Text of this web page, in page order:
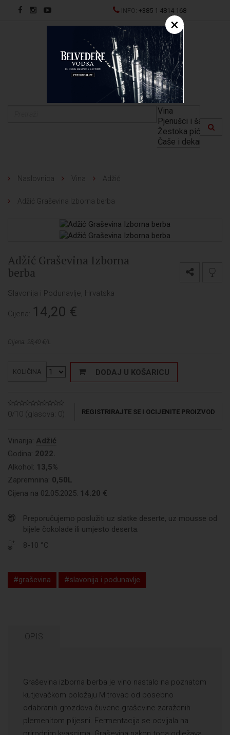
INFO:+385 1 4814 168
EN
Naslovnica Vina Adžić
Adžić Graševina Izborna berba
Adžić Graševina Izborna
berba
Slavonija i Podunavlje, Hrvatska
Cijena: 14,20 €
Cijena: 28,40 €/L
KOLIČINA DODAJ U KOŠARICU
0/10 (glasova: 0) REGISTRIRAJTE SE I OCIJENITE PROIZVOD
Vinarija: Adžić
Godina: 2022.
Alkohol: 13,5%
Zapremnina: 0,50L
Cijena na 02.05.2025: 14.20 €
Preporučujemo poslužiti uz slatke deserte, uz mousse od
bijele čokolade ili umjesto deserta.
8-10 °C
#graševina #slavonija i podunavlje
OPIS
Graševina izborna berba je vino nastalo na poznatom
kutjevačkom položaju Mitrovac od posebno
odabranih grozdova čuvene graševine zaraženih
plemenitom plijesni. Fermentacija se odvijala na
×